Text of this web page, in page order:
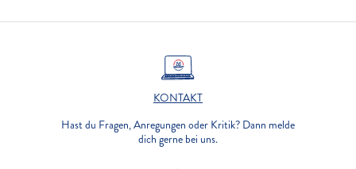
KONTAKT
Hast du Fragen, Anregungen oder Kritik? Dann melde
dich gerne bei uns.